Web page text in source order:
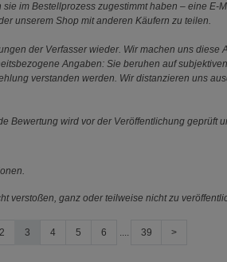
im Bestellprozess zugestimmt haben – eine E-
unserem Shop mit anderen Käufern zu teilen.
der Verfasser wieder. Wir machen uns
Angaben: Sie beruhen auf
verstanden werden. Wir distanzieren uns
Bewertung wird vor der Veröffentlichung geprüft
verstoßen, ganz oder teilweise nicht zu
2 3 4 5 6 .... 39 >